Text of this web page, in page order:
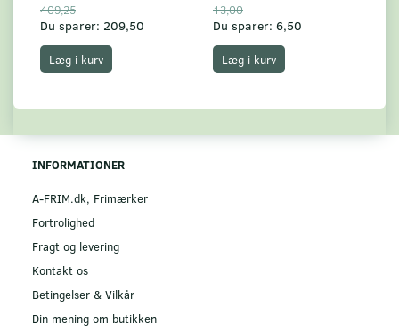
409,25
Du sparer: 209,50
Læg i kurv
13,00
Du sparer: 6,50
Læg i kurv
INFORMATIONER
A-FRIM.dk, Frimærker
Fortrolighed
Fragt og levering
Kontakt os
Betingelser & Vilkår
Din mening om butikken